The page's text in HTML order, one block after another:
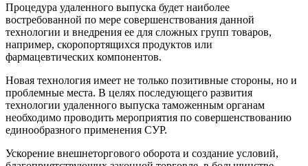
Процедура удаленного выпуска будет наиболее
востребованной по мере совершенствования данной
технологии и внедрения ее для сложных групп товаров,
например, скоропортящихся продуктов или
фармацевтических компонентов.
Новая технология имеет не только позитивные стороны, но и
проблемные места. В целях последующего развития
технологии удаленного выпуска таможенным органам
необходимо проводить мероприятия по совершенствованию
единообразного применения СУР.
Ускорение внешнеторгового оборота и создание условий,